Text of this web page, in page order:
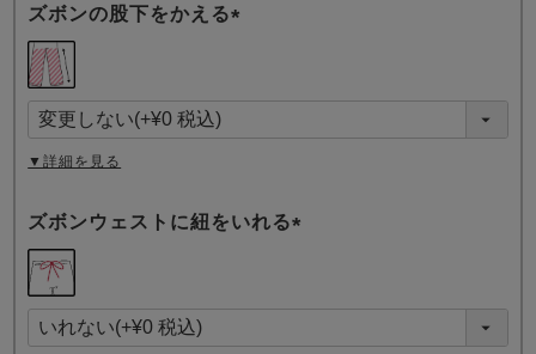
ズボンの股下をかえる
須
)
▼詳細を見る
ズボンウェストに紐をいれる
須
)